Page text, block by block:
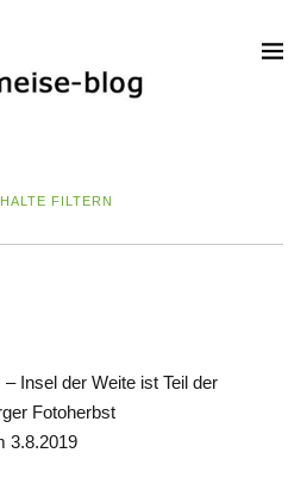
FILTERN
Insel der Weite ist Teil der
Fotoherbst
3.8.2019